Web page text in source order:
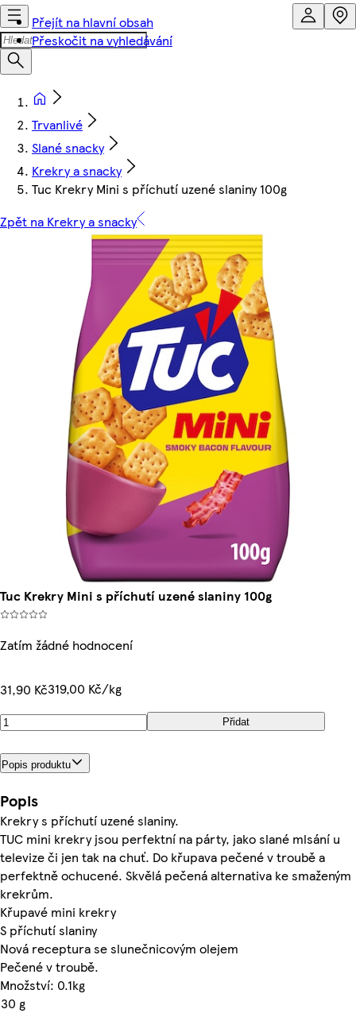
Přejít na hlavní obsah
Přeskočit na vyhledávání
Trvanlivé
Slané snacky
Krekry a snacky
Tuc Krekry Mini s příchutí uzené slaniny 100g
Zpět na Krekry a snacky
Tuc Krekry Mini s příchutí uzené slaniny 100g
Zatím žádné hodnocení
31,90 Kč319,00 Kč/kg
Přidat
Popis produktu
Popis
Krekry s příchutí uzené slaniny.
TUC mini krekry jsou perfektní na párty, jako slané mlsání u
televize či jen tak na chuť. Do křupava pečené v troubě a
perfektně ochucené. Skvělá pečená alternativa ke smaženým
krekrům.
Křupavé mini krekry
S příchutí slaniny
Nová receptura se slunečnicovým olejem
Pečené v troubě.
Množství: 0.1kg
30 g